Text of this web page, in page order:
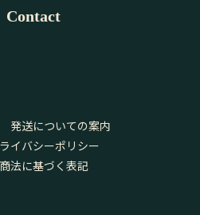
Contact
発送についての案内
イバシーポリシー
法に基づく表記